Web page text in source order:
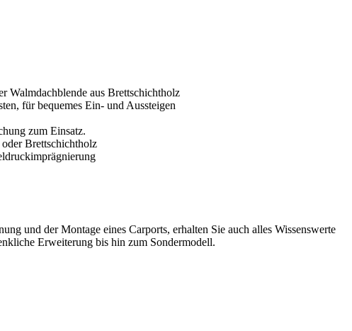
und der Montage eines Carports, erhalten Sie auch alles Wissenswerte
Erweiterung bis hin zum Sondermodell.